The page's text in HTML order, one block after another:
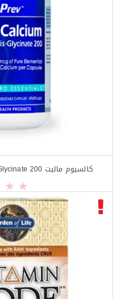
كالسيوم ماليت CanPrev Calcium Malate Bis-Glycinate 200
$16.99